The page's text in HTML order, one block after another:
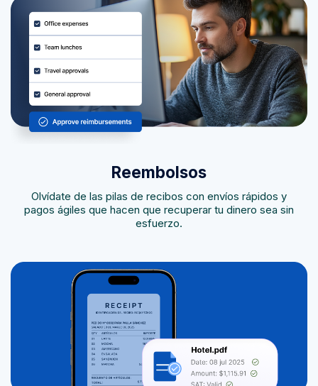
Reembolsos
Olvídate de las pilas de recibos con envíos rápidos y
pagos ágiles que hacen que recuperar tu dinero sea sin
esfuerzo.